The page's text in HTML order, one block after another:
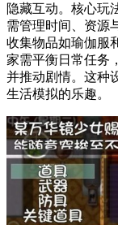
隐藏互动。核心玩
需管理时间、资源
收集物品如瑜伽服
家需平衡日常任务
并推动剧情。这种
生活模拟的乐趣。